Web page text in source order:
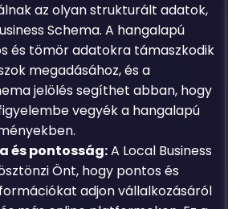
az olyan strukturált adatok,
Schema. A hangalapú
és tömör adatokra támaszkodik
megadásához, és a
jelölés segíthet abban, hogy
vegyék a hangalapú
és pontosság:A Local Business
Önt, hogy pontos és
adjon vállalkozásáról